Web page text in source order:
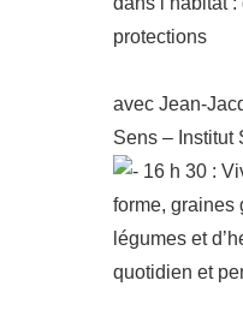
protections
avec Jean-
Sens – Institut
16 h 30 :
forme, graines
légumes et
quotidien et